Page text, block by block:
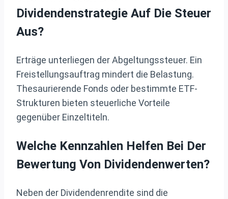
Dividendenstrategie Auf Die Steuer
Aus?
Erträge unterliegen der Abgeltungssteuer. Ein
Freistellungsauftrag mindert die Belastung.
Thesaurierende Fonds oder bestimmte ETF-
Strukturen bieten steuerliche Vorteile
gegenüber Einzeltiteln.
Welche Kennzahlen Helfen Bei Der
Bewertung Von Dividendenwerten?
Neben der Dividendenrendite sind die